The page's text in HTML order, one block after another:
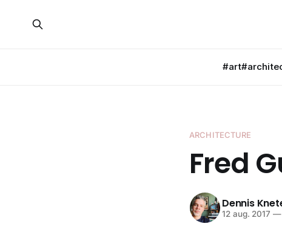
#art
ARCHITECTURE
Fred
Dennis
12 aug. 2017 —